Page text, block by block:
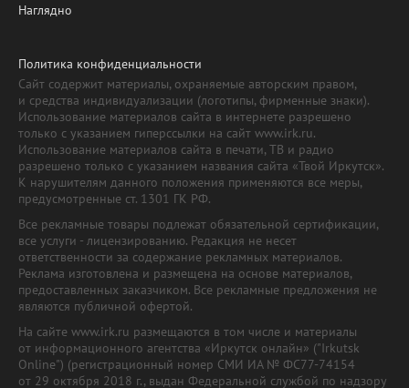
Наглядно
Политика конфиденциальности
Сайт содержит материалы, охраняемые авторским правом,
и средства индивидуализации (логотипы, фирменные знаки).
Использование материалов сайта в интернете разрешено
только с указанием гиперссылки на сайт www.irk.ru.
Использование материалов сайта в печати, ТВ и радио
разрешено только с указанием названия сайта «Твой Иркутск».
К нарушителям данного положения применяются все меры,
предусмотренные ст. 1301 ГК РФ.
Все рекламные товары подлежат обязательной сертификации,
все услуги - лицензированию. Редакция не несет
ответственности за содержание рекламных материалов.
Реклама изготовлена и размещена на основе материалов,
предоставленных заказчиком. Все рекламные предложения не
являются публичной офертой.
На сайте www.irk.ru размещаются в том числе и материалы
от информационного агентства «Иркутск онлайн» ("Irkutsk
Online") (регистрационный номер СМИ ИА № ФС77-74154
от 29 октября 2018 г., выдан Федеральной службой по надзору